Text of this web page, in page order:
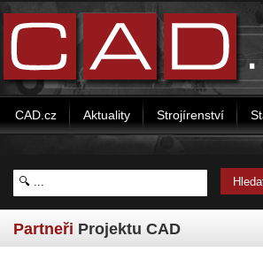
CAD.cz Aktuality Strojírenství
Partneři Projektu CAD